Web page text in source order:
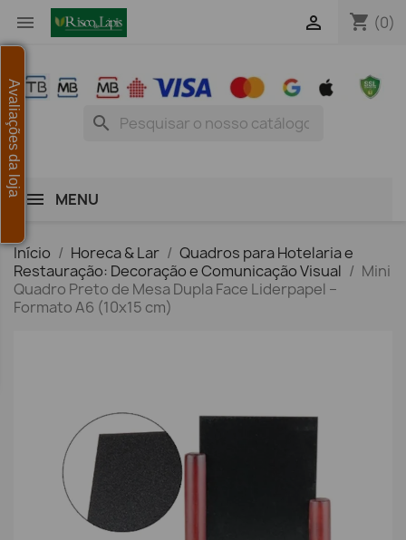
 shopping_cart (0)

search
MENU
Início Horeca & Lar
Quadros para Hotelaria e
Restauração: Decoração e Comunicação Visual
Mini
Quadro Preto de Mesa Dupla Face Liderpapel –
Formato A6 (10x15 cm)
Avaliações da loja